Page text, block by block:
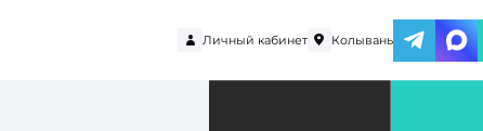
Личный кабинет Колывань